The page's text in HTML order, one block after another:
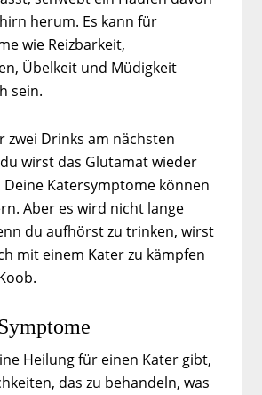
herum. Es kann für
wie Reizbarkeit,
Übelkeit und Müdigkeit
sein.
zwei Drinks am nächsten
wirst das Glutamat wieder
Katersymptome können
Aber es wird nicht lange
du aufhörst zu trinken, wirst
mit einem Kater zu kämpfen
Heilung für einen Kater gibt,
das zu behandeln, was